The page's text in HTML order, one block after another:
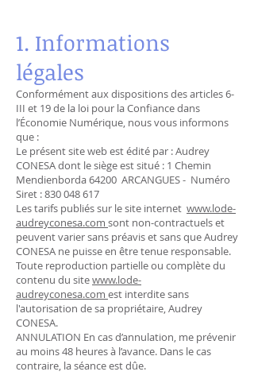
1. Informations
légales
Conformément aux dispositions des articles 6-
III et 19 de la loi pour la Confiance dans
l’Économie Numérique, nous vous informons
que :
Le présent site web est édité par : Audrey
CONESA dont le siège est situé : 1 Chemin
Mendienborda 64200 ARCANGUES - Numéro
Siret :830 048 617
Les tarifs publiés sur le site internet www.lode-
audreyconesa.com sont non-contractuels et
peuvent varier sans préavis et sans que Audrey
CONESA ne puisse en être tenue responsable.
Toute reproduction partielle ou complète du
contenu du sitewww.lode-
audreyconesa.com est interdite sans
l'autorisation de sa propriétaire, Audrey
CONESA.
ANNULATION En cas d’annulation, me prévenir
au moins 48 heures à l’avance. Dans le cas
contraire, la séance est dûe.